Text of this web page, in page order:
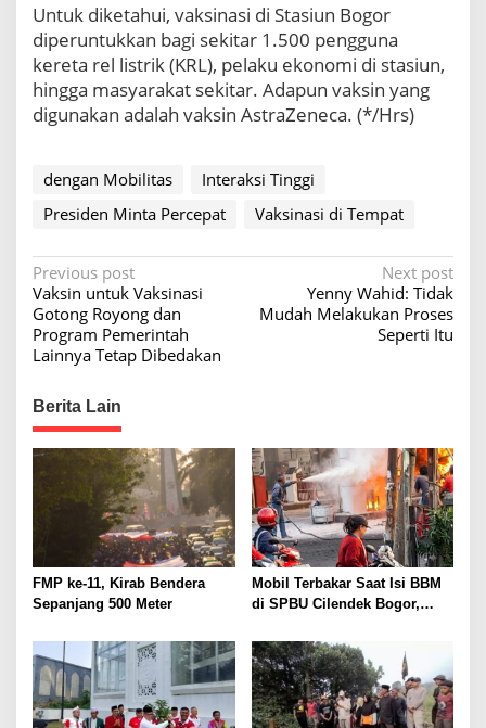
Untuk diketahui, vaksinasi di Stasiun Bogor
diperuntukkan bagi sekitar 1.500 pengguna
kereta rel listrik (KRL), pelaku ekonomi di stasiun,
hingga masyarakat sekitar. Adapun vaksin yang
digunakan adalah vaksin AstraZeneca. (*/Hrs)
dengan Mobilitas
Interaksi Tinggi
Presiden Minta Percepat
Vaksinasi di Tempat
P
o
s
t
n
a
v
t
i
o
n
Previous post
Vaksin untuk Vaksinasi
Gotong Royong dan
Program Pemerintah
Lainnya Tetap Dibedakan
Next post
Yenny Wahid: Tidak
Mudah Melakukan Proses
Seperti Itu
Berita Lain
FMP ke-11, Kirab Bendera
Sepanjang 500 Meter
Mobil Terbakar Saat Isi BBM
di SPBU Cilendek Bogor,